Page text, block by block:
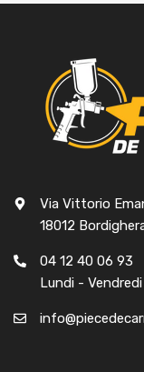
Via Vittorio
18012
04 12 40 06 93
Lundi -